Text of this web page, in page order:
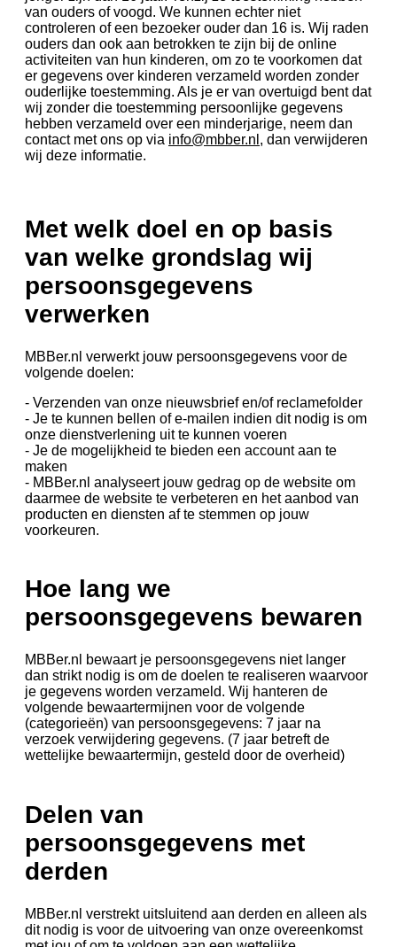
van ouders of voogd. We kunnen echter niet
controleren of een bezoeker ouder dan 16 is. Wij raden
ouders dan ook aan betrokken te zijn bij de online
activiteiten van hun kinderen, om zo te voorkomen dat
er gegevens over kinderen verzameld worden zonder
ouderlijke toestemming. Als je er van overtuigd bent dat
wij zonder die toestemming persoonlijke gegevens
hebben verzameld over een minderjarige, neem dan
contact met ons op via info@mbber.nl , dan verwijderen
wij deze informatie.
Met welk doel en op basis
van welke grondslag wij
persoonsgegevens
verwerken
MBBer.nl verwerkt jouw persoonsgegevens voor de
volgende doelen:
- Verzenden van onze nieuwsbrief en/of reclamefolder
- Je te kunnen bellen of e-mailen indien dit nodig is om
onze dienstverlening uit te kunnen voeren
- Je de mogelijkheid te bieden een account aan te
maken
- MBBer.nl analyseert jouw gedrag op de website om
daarmee de website te verbeteren en het aanbod van
producten en diensten af te stemmen op jouw
voorkeuren.
Hoe lang we
persoonsgegevens bewaren
MBBer.nl bewaart je persoonsgegevens niet langer
dan strikt nodig is om de doelen te realiseren waarvoor
je gegevens worden verzameld. Wij hanteren de
volgende bewaartermijnen voor de volgende
(categorieën) van persoonsgegevens: 7 jaar na
verzoek verwijdering gegevens. (7 jaar betreft de
wettelijke bewaartermijn, gesteld door de overheid)
Delen van
persoonsgegevens met
derden
MBBer.nl verstrekt uitsluitend aan derden en alleen als
dit nodig is voor de uitvoering van onze overeenkomst